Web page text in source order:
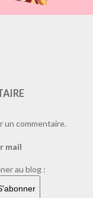
like.php?
illustrations-et-projets-
un commentaire.
mail
au blog :